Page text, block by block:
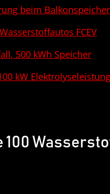
beim Balkonspeicher
FCEV
500 kWh Speicher
kW Elektrolyseleistung